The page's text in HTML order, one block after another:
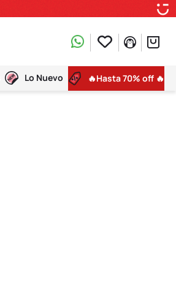
Lo Nuevo 🔥Hasta 70% off 🔥